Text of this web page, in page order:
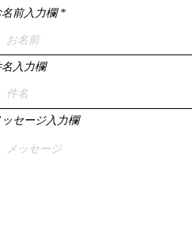
名前入力欄
名入力欄
ッセージ入力欄